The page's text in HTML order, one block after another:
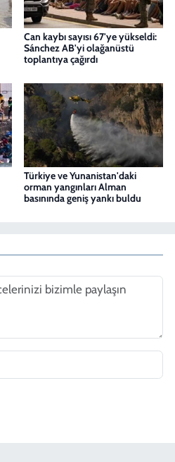
Can kaybı sayısı 67'ye yükseldi:
Sánchez AB'yi olağanüstü
toplantıya çağırdı
Türkiye ve Yunanistan'daki
orman yangınları Alman
basınında geniş yankı buldu